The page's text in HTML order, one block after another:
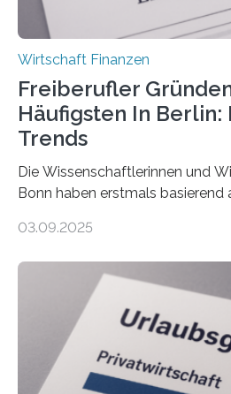
Wirtschaft Finanzen
Freiberufler
Häufigsten In Berlin:
Trends
Die Wissenschaftlerinnen und
Bonn haben erstmals basierend
Landkreise mit den meisten
ist demnach Berlin. Betrachtet
der Freiberuflerinnen, so liegt
Berlin starteten in 2024 die
eigene freiberufliche Existenz,
Städte Hamburg, München
hingegen die
03.09.2025